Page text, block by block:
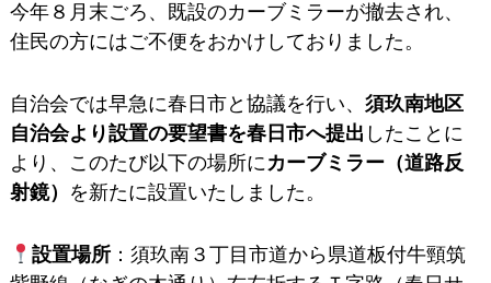
今年８月末ごろ、既設のカーブミラーが撤去され、
住民の方にはご不便をおかけしておりました。
自治会では早急に春日市と協議を行い、 須玖南地区
自治会より設置の要望書を春日市へ提出 したことに
より、このたび以下の場所にカーブミラー（道路反
射鏡）
を新たに設置いたしました。
設置場所 ：須玖南３丁目市道から県道板付牛頸筑